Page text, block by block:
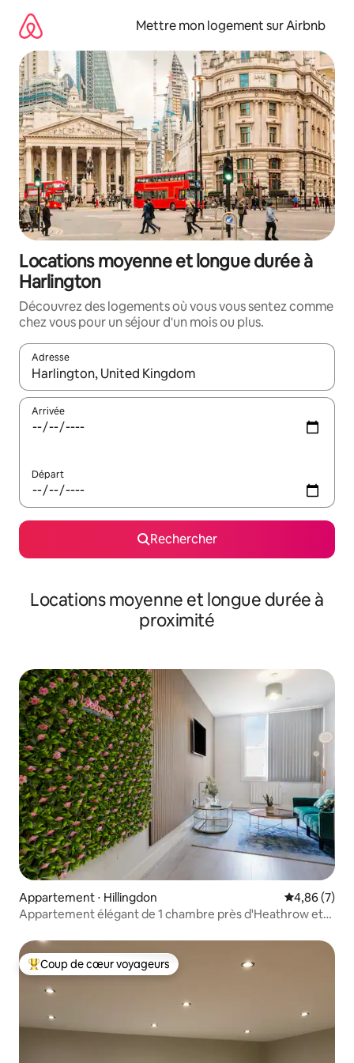
directement
contenu
Mettre mon logement sur Airbnb
Locations moyenne et longue durée à
Harlington
Découvrez des logements où vous vous sentez comme
chez vous pour un séjour d'un mois ou plus.
Adresse
Lorsque les résultats s'affichent, utilisez les flèches vers le
Arrivée
Départ
Rechercher
Locations moyenne et longue durée à
proximité
Appartement ⋅ Hillingdon Évaluation
4,86 (7)
Appartement élégant de 1 chambre près d'Heathrow et
Coups de cœur voyageurs les plus appréciés
Coup de cœur voyageurs